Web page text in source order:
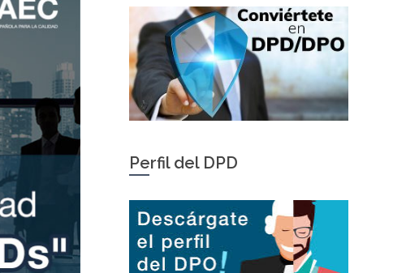
Perfil del DPD